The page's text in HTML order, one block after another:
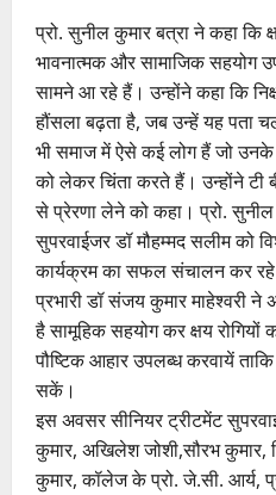
प्रो. सुनील कुमार बत्रा ने कहा कि
भावनात्मक और सामाजिक सहयोग
सामने आ रहे हैं। उन्होंने कहा कि
हौंसला बढ़ता है, जब उन्हें यह पता
भी समाज में ऐसे कई लोग हैं जो
को लेकर चिंता करते हैं। उन्होंने टी
से प्रेरणा लेने को कहा। प्रो. सुनील
सुपरवाईजर डॉ मौहम्मद सलीम को
कार्यक्रम का सफल संचालन कर रहे
प्रभारी डॉ संजय कुमार माहेश्वरी ने
है सामूहिक सहयोग कर क्षय
पौष्टिक आहार उपलब्ध करवायें
सकें।
इस अवसर सीनियर ट्रीटमेंट
कुमार, अखिलेश जोशी,सौरभ कुमार,
कुमार, कॉलेज के प्रो. जे.सी. आर्य,